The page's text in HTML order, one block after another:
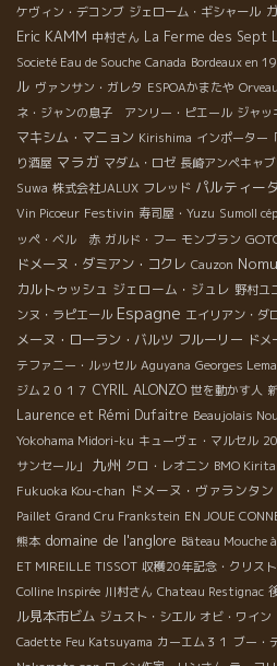
ケヴィン・デコンブ ジェローム・ギシャール
Eric KAMM 中村さん La Ferme des Sept
Societé Eau de Souche Canada Bordeaux en
ル ヴァンサン・ガレタ ESPOAかまたや
ネ・ジャンの息子 アンリー・ピエール ジャッ
マキシム・マニョン Kirishima インポーター
り酒屋 マラガ マダム・ロゼ 長崎アンペキャ
Suwa 株式会社JALUX フレッド パルティー
Vin Picoeur Festivin 寿司屋・Yuzu Sumoll
ッペ・ベル 赤 ガルド・フー モンブラン
ドメーヌ・ダミアン・コクレ Cauzon
カルトゥッシュ ジェローム・ジュレ 野村ユ
ンヌ・ラピエール Espagne エイリアン・ダ
メーヌ・ローラン・バルツ フルーリー ド
テファニー・ルッセル Aguyana Georges
ジム２０１７ CYRIL ALONZO 世を動かす人
Laurence et Rémi Dufaitre Beaujolais
Yokohama Midori-ku キューヴェ・マルセル
サンセール」
九州 クロ・レオニン BMO
Fukuoka Kou-chan ドメーヌ・ヴァランタ
Paillet Grand Cru Frankstein EN JOUE
熊本 domaine de l'anglore Bâteau Mouche
ET MIREILLE TISSOT 収穫20年記念・クリス
Colline Inspirée 川村さん Chateau Restignac
ル見本市ビム ジュスト・シエル オビ・ワイン
Cadette Feu Katsuyama カーエム３１ ブー・